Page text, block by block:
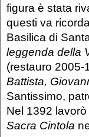
figura è stata
questi va
Basilica di
leggenda della
(restauro 2005-
Battista,
Santissimo,
Nel 1392
Sacra Cintola